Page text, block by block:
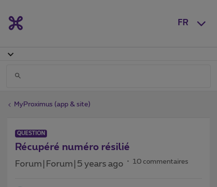
FR
MyProximus (app & site)
QUESTION
Récupéré numéro résilié
Forum|Forum|5 years ago 10 commentaires